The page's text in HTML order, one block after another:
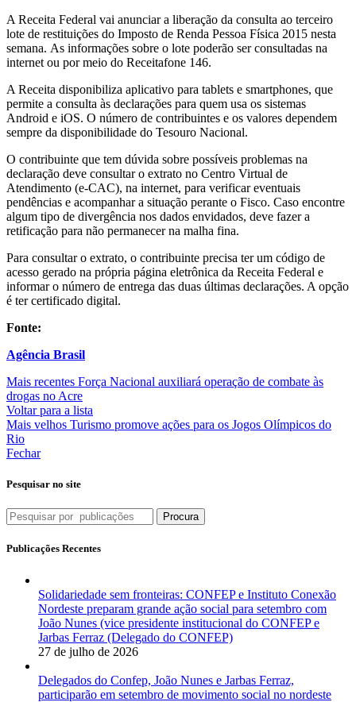
A Receita Federal vai anunciar a liberação da consulta ao terceiro
lote de restituições do Imposto de Renda Pessoa Física 2015 nesta
semana. As informações sobre o lote poderão ser consultadas na
internet ou por meio do Receitafone 146.
A Receita disponibiliza aplicativo para tablets e smartphones, que
permite a consulta às declarações para quem usa os sistemas
Android e iOS. O número de contribuintes e os valores dependem
sempre da disponibilidade do Tesouro Nacional.
O contribuinte que tem dúvida sobre possíveis problemas na
declaração deve consultar o extrato no Centro Virtual de
Atendimento (e-CAC), na internet, para verificar eventuais
pendências e acompanhar a situação perante o Fisco. Caso encontre
algum tipo de divergência nos dados envidados, deve fazer a
retificação para não permanecer na malha fina.
Para consultar o extrato, o contribuinte precisa ter um código de
acesso gerado na própria página eletrônica da Receita Federal e
informar o número de entrega das duas últimas declarações. A opção
é ter certificado digital.
Fonte:
Agência Brasil
Mais recentes Força Nacional auxiliará operação de combate às
drogas no Acre
Voltar para a lista
Mais velhos Turismo promove ações para os Jogos Olímpicos do
Rio
Fechar
Pesquisar no site
Procura
Publicações Recentes
Solidariedade sem fronteiras: CONFEP e Instituto Conexão
Nordeste preparam grande ação social para setembro com
João Nunes (vice presidente institucional do CONFEP e
Jarbas Ferraz (Delegado do CONFEP)
27 de julho de 2026
Delegados do Confep, João Nunes e Jarbas Ferraz,
participarão em setembro de movimento social no nordeste